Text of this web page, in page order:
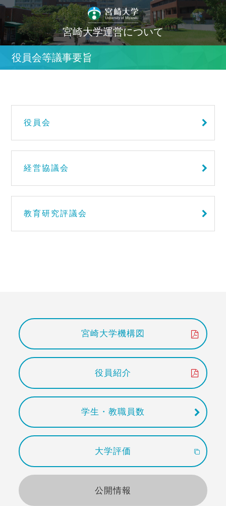
宮崎大学運営について
役員会等議事要旨
役員会
経営協議会
教育研究評議会
宮崎大学機構図
役員紹介
学生・教職員数
大学評価
公開情報